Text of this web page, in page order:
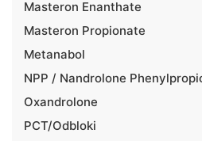
Masteron Enanthate
Masteron Propionate
Metanabol
NPP / Nandrolone
Oxandrolone
PCT/Odbloki